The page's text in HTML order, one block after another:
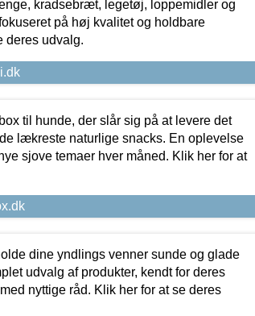
kradsebræt, legetøj, loppemidler og
på høj kvalitet og holdbare
deres udvalg.
til hunde, der slår sig på at levere det
lækreste naturlige snacks. En oplevelse
sjove temaer hver måned. Klik her for at
dine yndlings venner sunde og glade
udvalg af produkter, kendt for deres
nyttige råd. Klik her for at se deres